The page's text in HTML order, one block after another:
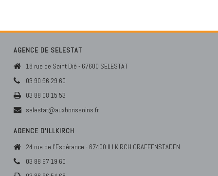
AGENCE DE SELESTAT
18 rue de Saint Dié - 67600 SELESTAT
03 90 56 29 60
03 88 08 15 53
selestat@auxbonssoins.fr
AGENCE D’ILLKIRCH
24 rue de l'Espérance - 67400 ILLKIRCH GRAFFENSTADEN
03 88 67 19 60